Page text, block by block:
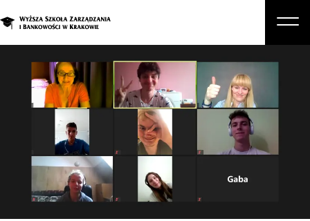
Studia podyplomowe i kursy
Kandydat